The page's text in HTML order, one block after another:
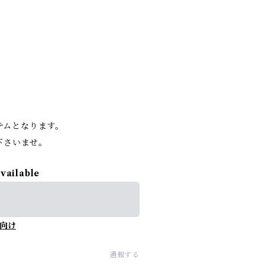
となります。
いませ。
け
通報する